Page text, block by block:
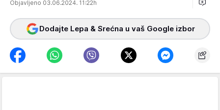
Objavljeno 03.06.2024. 11:22h
Dodajte Lepa & Srećna u vaš Google izbor